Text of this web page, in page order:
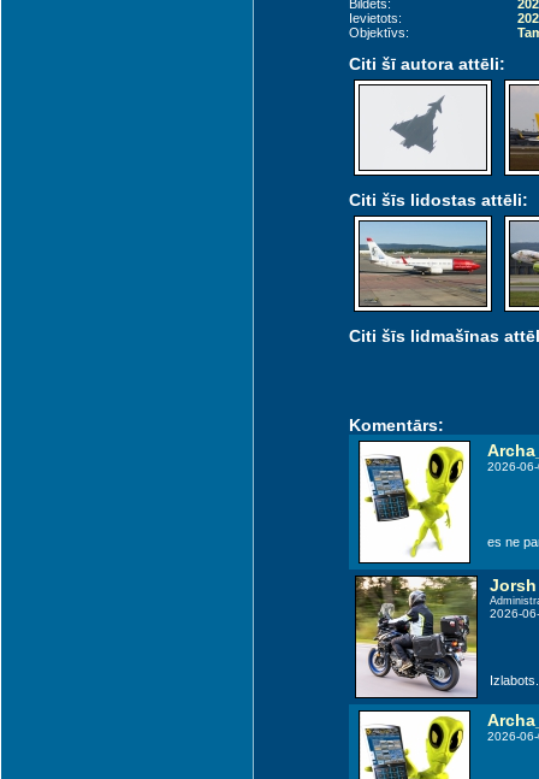
Bildēts:
Ievietots:
Objektīvs:
Citi šī autora attēli:
Citi šīs lidostas attēli:
Citi šīs lidmašīnas
Komentārs:
2026-
es ne
Jorsh
2026-
2026-